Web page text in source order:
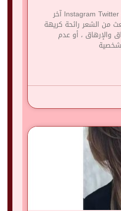
Instagram Twitter Snapchat Youtube آخر
من الشعر رائحة كريهة
والإرهاق ، أو عدم